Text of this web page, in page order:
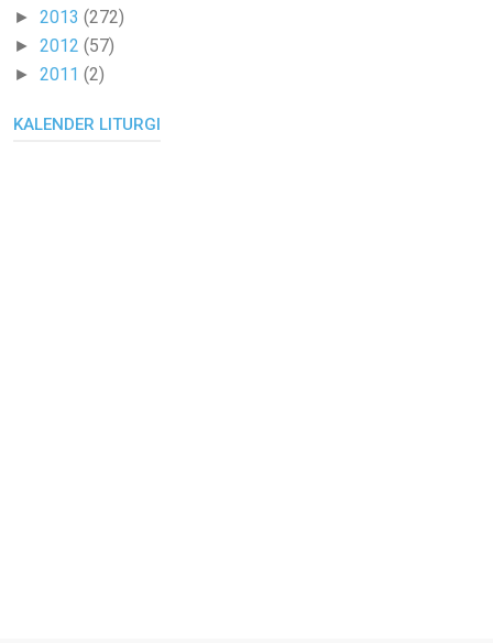
► 2013 (272)
► 2012 (57)
► 2011 (2)
KALENDER LITURGI